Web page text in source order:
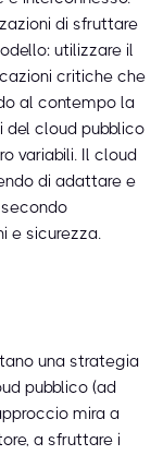
di sfruttare
utilizzare il
critiche che
al contempo la
del cloud pubblico
variabili. Il cloud
di adattare e
e sicurezza.
una strategia
pubblico (ad
mira a
a sfruttare i